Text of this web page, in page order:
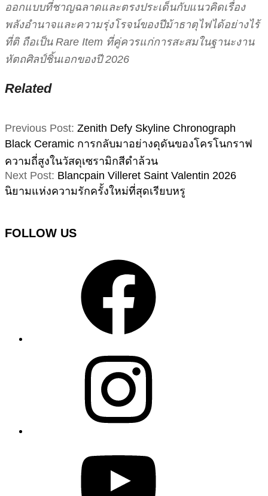
ออกแบบที่ชาญฉลาดและตรงประเด็นกับแนวคิดเรื่อง
พลังอำนาจและความรุ่งโรจน์ของปีม้าธาตุไฟได้อย่างไร้
ที่ติ ถือเป็น Rare Item ที่คู่ควรแก่การสะสมในฐานะงาน
หัตถศิลป์ชิ้นเอกของปี 2026
Related
2026-
01-
Previous Post: Zenith Defy Skyline Chronograph
Black Ceramic การกลับมาอย่างดุดันของโครโนกราฟ
ความถี่สูงในวัสดุเซรามิกสีดำล้วน
Next Post: Blancpain Villeret Saint Valentin 2026
นิยามแห่งความรักครั้งใหม่ที่สุดเรียบหรู
FOLLOW US